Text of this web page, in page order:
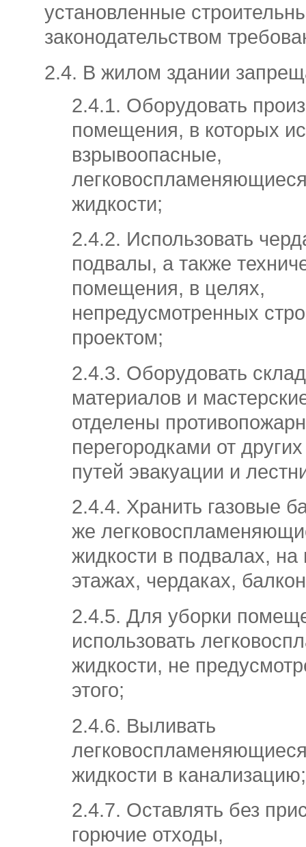
установленные
законодательством
2.4. В жилом здании
2.4.1. Оборудовать
помещения, в которых
взрывоопасные,
жидкости;
2.4.2. Использовать
подвалы, а также
помещения, в целях,
непредусмотренных
проектом;
2.4.3. Оборудовать
материалов и
отделены
перегородками от
путей эвакуации и
2.4.4. Хранить газовые
же
жидкости в подвалах, на
этажах, чердаках,
2.4.5. Для уборки
использовать
жидкости, не
этого;
2.4.6. Выливать
жидкости в канализацию;
2.4.7. Оставлять без
горючие отходы,